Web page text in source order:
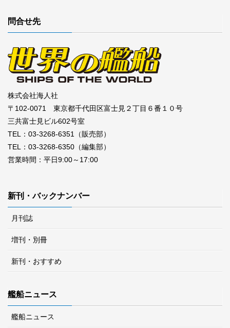
問合せ先
株式会社海人社
〒102-0071 東京都千代田区富士見２丁目６番１０号
三共富士見ビル602号室
TEL：03-3268-6351（販売部）
TEL：03-3268-6350（編集部）
営業時間：平日9:00～17:00
新刊・バックナンバー
月刊誌
増刊・別冊
新刊・おすすめ
艦船ニュース
艦船ニュース